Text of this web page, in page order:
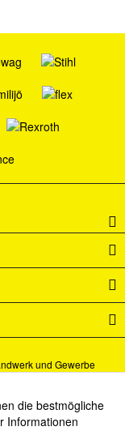
und Gewerbe
Versandkostenund ggf.
beschrieben.
Aktiv
die bestmögliche
Informationen